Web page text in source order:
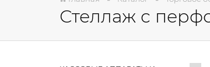
Стеллаж с